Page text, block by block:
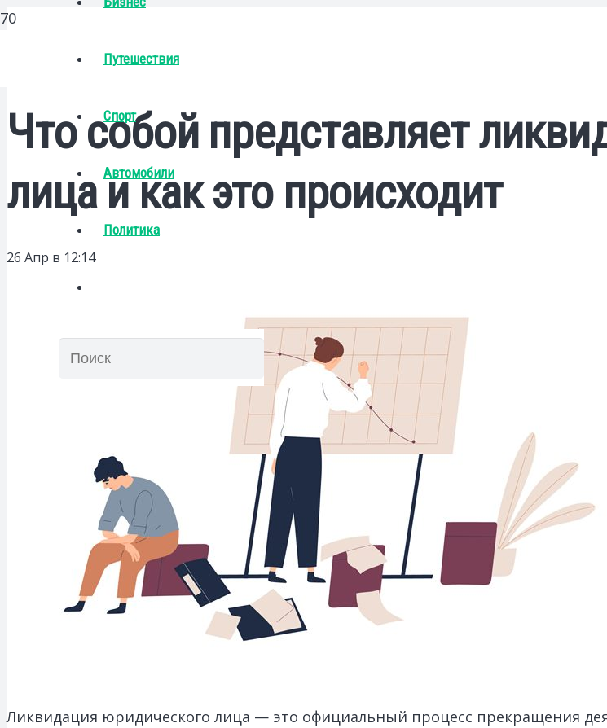
Путешествия
Спорт
Автомобили
Политика
Что собой представляет
лица и как это происходит
26 Апр в 12:14
Ликвидация юридического лица — это официальный процесс прекращения